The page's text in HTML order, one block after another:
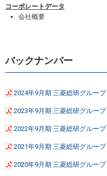
コーポレートデータ
会社概要
バックナンバー
2024年9月期 三菱総研グループ
2023年9月期 三菱総研グループ
2022年9月期 三菱総研グループ
2021年9月期 三菱総研グループ
2020年9月期 三菱総研グループ